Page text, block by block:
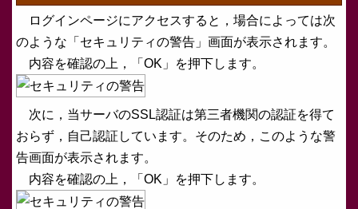
ログインページにアクセスすると，場合によっては次
のような「セキュリティの警告」画面が表示されます。
内容を確認の上，「OK」を押下します。
次に，当サーバのSSL認証は第三者機関の認証を得て
おらず，自己認証しています。そのため，このような警
告画面が表示されます。
内容を確認の上，「OK」を押下します。